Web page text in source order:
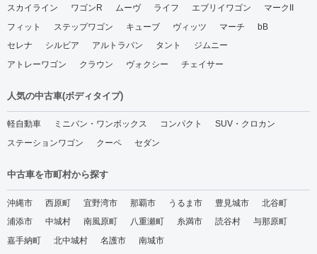
スカイライン ワゴンR ムーヴ ライフ エブリイワゴン
マークII
フィット
ステップワゴン キューブ ヴィッツ マーチ
bB
セレナ
シルビア アルトラパン タント
ジムニー
アトレーワゴン
クラウン ヴォクシー チェイサー
人気の中古車(ボディタイプ)
軽自動車 ミニバン・ワンボックス コンパクト
SUV・クロカン
ステーションワゴン
クーペ セダン
中古車を市町村から探す
沖縄市 西原町 宜野湾市 那覇市 うるま市 豊見城市
北谷町
浦添市
中城村 南風原町 八重瀬町 糸満市 読谷村
与那原町
嘉手納町
北中城村 名護市 南城市